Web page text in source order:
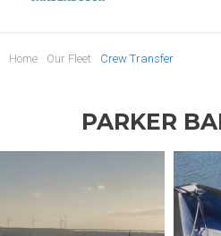
Home Our Fleet Crew Transfer
PARKER